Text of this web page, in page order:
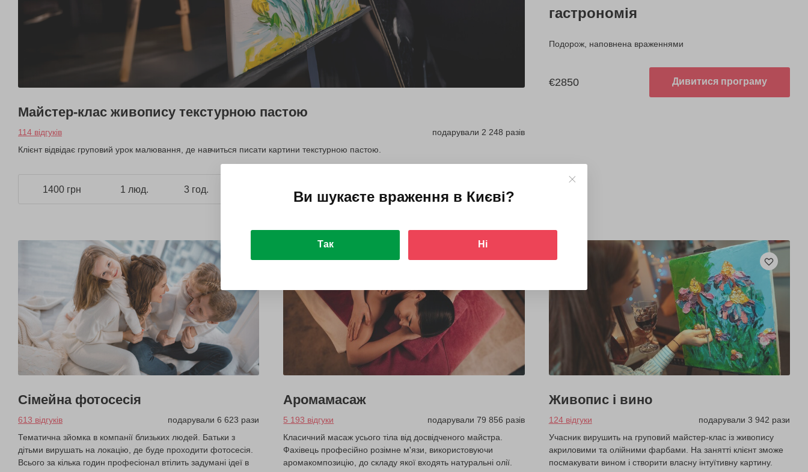
Майстер-клас живопису текстурною пастою
114 відгуків
подарували 2 248 разів
Клієнт відвідає груповий урок малювання, де навчиться писати картини текстурною пастою.
1400 грн 1 люд. 3 год.
гастрономія
Подорож, наповнена враженнями
€2850 Дивитися програму
Сімейна фотосесія
613 відгуків
подарували 6 623 рази
Тематична зйомка в компанії близьких людей. Батьки з
дітьми вирушать на локацію, де буде проходити фотосесія.
Всього за кілька годин професіонал втілить задумані ідеї в
Аромамасаж
5 193 відгуки
подарували 79 856 разів
Класичний масаж усього тіла від досвідченого майстра.
Фахівець професійно розімне м'язи, використовуючи
аромакомпозицію, до складу якої входять натуральні олії.
Живопис і вино
124 відгуки
подарували 3 942 рази
Учасник вирушить на груповий майстер-клас із живопису
акриловими та олійними фарбами. На занятті клієнт зможе
посмакувати вином і створити власну інтуїтивну картину.
Ви шукаєте враження в Києві?
Так Ні